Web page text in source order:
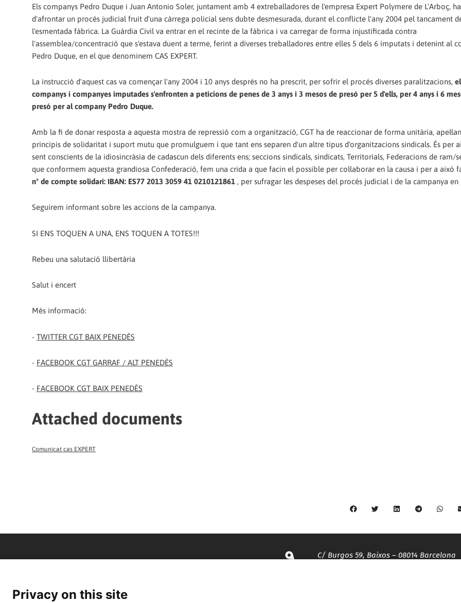
Els companys Pedro Duque i Juan Antonio Soler, juntament amb 4 extreballadores de l'empresa Expert Polymere de L'Arboç,
d'afrontar un procés judicial fruit d'una càrrega policial sens dubte desmesurada, durant el conflicte l'any 2004 pel tancament
l'esmentada fàbrica. La Guàrdia Civil va entrar en el recinte de la fàbrica i va carregar de forma injustificada contra
l'assemblea/concentració que s'estava duent a terme, ferint a diverses treballadores entre elles 5 dels 6 imputats i detenint al
Pedro Duque, en el que denominem CAS EXPERT.
La instrucció d'aquest cas va començar l'any 2004 i 10 anys després no ha prescrit, per sofrir el procés diverses paralitzacions,
companys i companyes imputades s'enfronten a peticions de penes de 3 anys i 3 mesos de presó per 5 d'ells, per 4 anys i 6
presó per al company Pedro Duque.
Amb la fi de donar resposta a aquesta mostra de repressió com a organització, CGT ha de reaccionar de forma unitària,
principis de solidaritat i suport mutu que promulguem i que tant ens separen d'un altre tipus d'organitzacions sindicals. És per
sent conscients de la idiosincràsia de cadascun dels diferents ens; seccions sindicals, sindicats, Territorials, Federacions de ram/
que conformem aquesta grandiosa Confederació, fem una crida a que facin el possible per col·laborar en la causa i per a això
nº de compte solidari: IBAN: ES77 2013 3059 41 0210121861 , per sufragar les despeses del procés judicial i de la campanya en
Seguirem informant sobre les accions de la campanya.
SI ENS TOQUEN A UNA, ENS TOQUEN A TOTES!!!
Rebeu una salutació llibertària
Salut i encert
Més informació:
- TWITTER CGT BAIX PENEDÈS
- FACEBOOK CGT GARRAF / ALT PENEDÈS
- FACEBOOK CGT BAIX PENEDÈS
Attached documents
Comunicat cas EXPERT
C/ Burgos 59, Baixos – 08014 Barcelona
Privacy on this site